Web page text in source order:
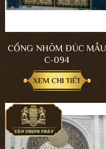
CỔNG NHÔM ĐÚC MẪU
C-094
XEM CHI TIẾT